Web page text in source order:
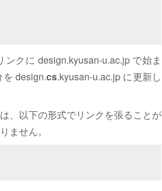
クに design.kyusan-u.ac.jp で始ま
design.cs.kyusan-u.ac.jp に更新し
、以下の形式でリンクを張ることが
ません。